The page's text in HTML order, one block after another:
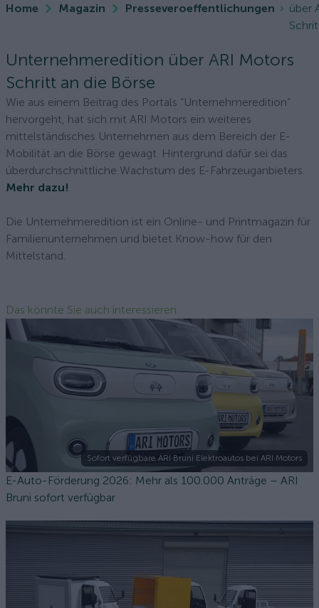
Home Magazin Presseveroeffentlichungen
über
Unternehmeredition über ARI Motors
Schritt an die Börse
Wie aus einem Beitrag des Portals “Unternehmeredition”
hervorgeht, hat sich mit ARI Motors ein weiteres
mittelständisches Unternehmen aus dem Bereich der E-
Mobilität an die Börse gewagt. Hintergrund dafür sei das
überdurchschnittliche Wachstum des E-Fahrzeuganbieters.
Mehr dazu!
Die Unternehmeredition ist ein Online- und Printmagazin für
Familienunternehmen und bietet Know-how für den
Mittelstand.
Das könnte Sie auch interessieren
Sofort verfügbare ARI Bruni Elektroautos bei ARI Motors
E-Auto-Förderung 2026: Mehr als 100.000 Anträge – ARI
Bruni sofort verfügbar